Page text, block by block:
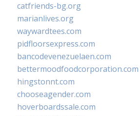
catfriends-bg.org
marianlives.org
waywardtees.com
pidfloorsexpress.com
bancodevenezuelaen.com
bettermoodfoodcorporation.com
hingstonnt.com
chooseagender.com
hoverboardssale.com